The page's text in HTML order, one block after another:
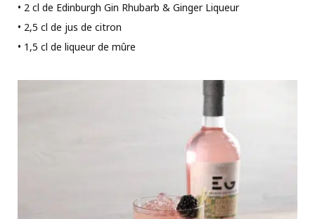
• 2 cl de Edinburgh Gin Rhubarb & Ginger Liqueur
• 2,5 cl de jus de citron
• 1,5 cl de liqueur de mûre